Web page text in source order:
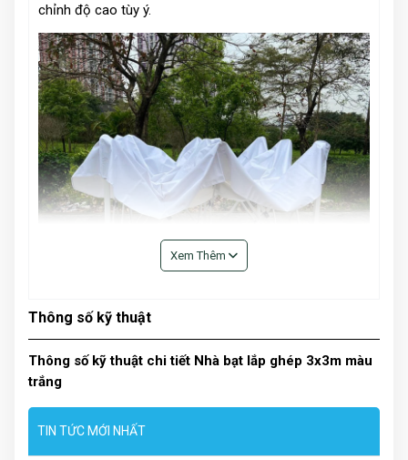
chỉnh độ cao tùy ý.
Thông số kỹ thuật:
- Chất liệu: khung bằng thép sơn tĩnh điện, mái che vải
bạt polyester 800D tráng PVC chống thấm
Xem Thêm
Thông số kỹ thuật
Thông số kỹ thuật chi tiết Nhà bạt lắp ghép 3x3m màu
trắng
TIN TỨC MỚI NHẤT